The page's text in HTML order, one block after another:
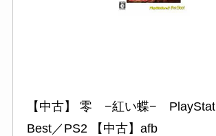
【中古】 零　−紅い蝶−　
Best／PS2 【中古】afb